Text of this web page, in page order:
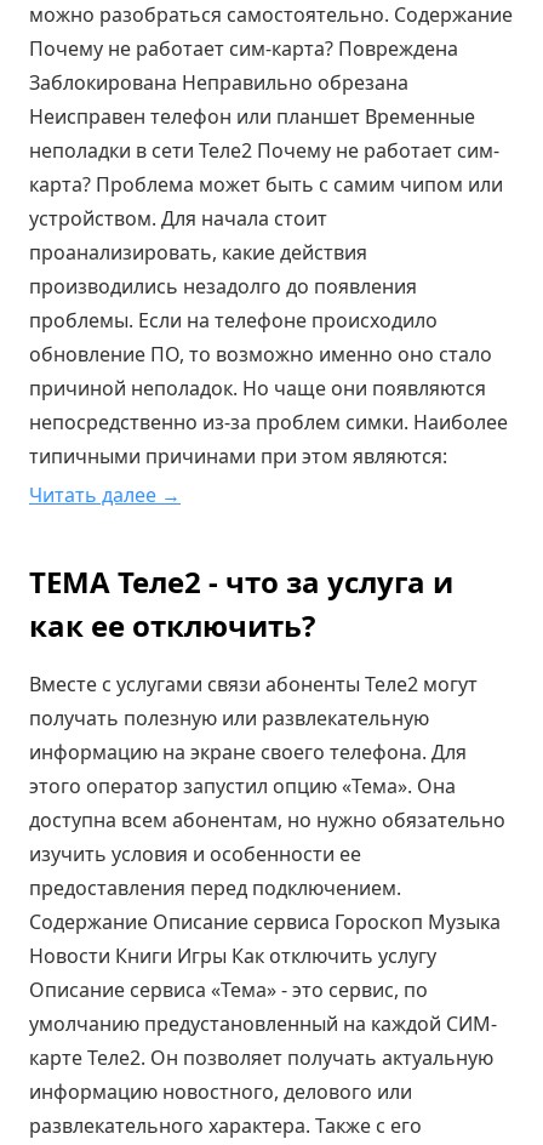
можно разобраться самостоятельно. Содержание
Почему не работает сим-карта? Повреждена
Заблокирована Неправильно обрезана
Неисправен телефон или планшет Временные
неполадки в сети Теле2 Почему не работает сим-
карта? Проблема может быть с самим чипом или
устройством. Для начала стоит
проанализировать, какие действия
производились незадолго до появления
проблемы. Если на телефоне происходило
обновление ПО, то возможно именно оно стало
причиной неполадок. Но чаще они появляются
непосредственно из-за проблем симки. Наиболее
типичными причинами при этом являются:
Читать далее →
ТЕМА Теле2 - что за услуга и
как ее отключить?
Вместе с услугами связи абоненты Теле2 могут
получать полезную или развлекательную
информацию на экране своего телефона. Для
этого оператор запустил опцию «Тема». Она
доступна всем абонентам, но нужно обязательно
изучить условия и особенности ее
предоставления перед подключением.
Содержание Описание сервиса Гороскоп Музыка
Новости Книги Игры Как отключить услугу
Описание сервиса «Тема» - это сервис, по
умолчанию предустановленный на каждой СИМ-
карте Теле2. Он позволяет получать актуальную
информацию новостного, делового или
развлекательного характера. Также с его